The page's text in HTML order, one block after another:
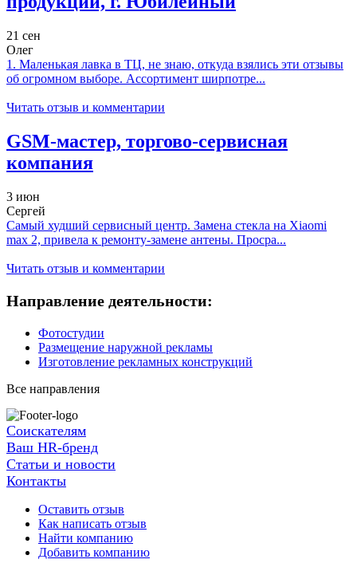
21 сен
Олег
1. Маленькая лавка в ТЦ, не знаю, откуда взялись эти отзывы
об огромном выборе. Ассортимент ширпотре...
Читать отзыв и комментарии
GSM-мастер, торгово-сервисная
компания
3 июн
Сергей
Самый худший сервисный центр. Замена стекла на Xiaomi
max 2, привела к ремонту-замене антены. Просра...
Читать отзыв и комментарии
Направление деятельности:
Фотостудии
Размещение наружной рекламы
Изготовление рекламных конструкций
Все направления
Соискателям
Ваш HR-бренд
Статьи и новости
Контакты
Оставить отзыв
Как написать отзыв
Найти компанию
Добавить компанию